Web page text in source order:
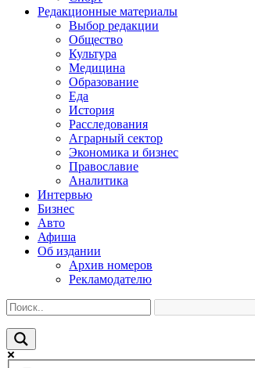
Редакционные материалы
Выбор редакции
Общество
Культура
Медицина
Образование
Еда
История
Расследования
Аграрный сектор
Экономика и бизнес
Православие
Аналитика
Интервью
Бизнес
Авто
Афиша
Об издании
Архив номеров
Рекламодателю